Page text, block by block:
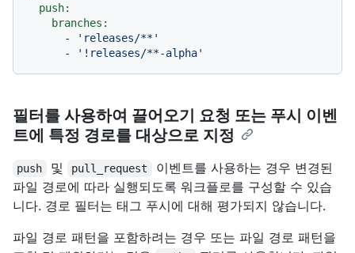
push:
branches:
-
'releases/**'
-
'!releases/**-alpha'
필터를 사용하여 끌어오기 요청 또는 푸시 이벤
트에 특정 경로를 대상으로 지정
push 및 pull_request
이벤트를 사용하는 경우 변경된
파일 경로에 따라 실행되도록 워크플로를 구성할 수 있습
니다. 경로 필터는 태그 푸시에 대해 평가되지 않습니다.
파일 경로 패턴을 포함하려는 경우 또는 파일 경로 패턴을